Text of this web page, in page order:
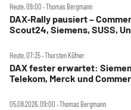
Heute, 09:00 ‧ Thomas Bergmann
DAX‑Rally pausiert –
Scout24, Siemens, SUSS,
Heute, 07:35 ‧ Thorsten Küfner
DAX fester erwartet:
Telekom, Merck und
05.08.2026, 09:00 ‧ Thomas Bergmann